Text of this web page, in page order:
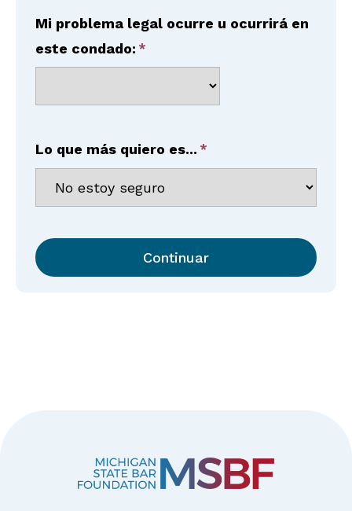
Mi problema legal ocurre u ocurrirá en
este condado:
Lo que más quiero es...
Continuar